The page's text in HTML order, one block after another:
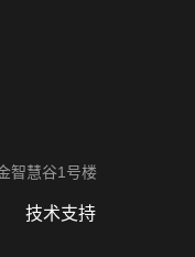
智慧谷1号楼
技术支持